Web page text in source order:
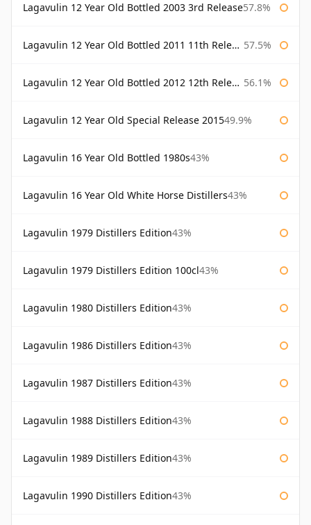
Lagavulin 12 Year Old Bottled 2003 3rd Release57.8%
Lagavulin 12 Year Old Bottled 2011 11th Release 57.5%
Lagavulin 12 Year Old Bottled 2012 12th Release 56.1%
Lagavulin 12 Year Old Special Release 201549.9%
Lagavulin 16 Year Old Bottled 1980s43%
Lagavulin 16 Year Old White Horse Distillers43%
Lagavulin 1979 Distillers Edition43%
Lagavulin 1979 Distillers Edition 100cl43%
Lagavulin 1980 Distillers Edition43%
Lagavulin 1986 Distillers Edition43%
Lagavulin 1987 Distillers Edition43%
Lagavulin 1988 Distillers Edition43%
Lagavulin 1989 Distillers Edition43%
Lagavulin 1990 Distillers Edition43%